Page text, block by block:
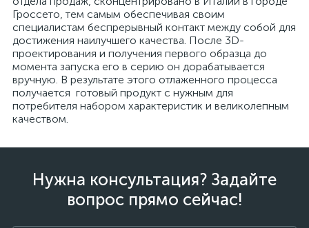
Гроссето, тем самым обеспечивая своим
специалистам беспрерывный контакт между собой для
достижения наилучшего качества. После 3D-
проектирования и получения первого образца до
момента запуска его в серию он дорабатывается
вручную. В результате этого отлаженного процесса
получается готовый продукт с нужным для
потребителя набором характеристик и великолепным
качеством.
Нужна консультация? Задайте
вопрос прямо сейчас!